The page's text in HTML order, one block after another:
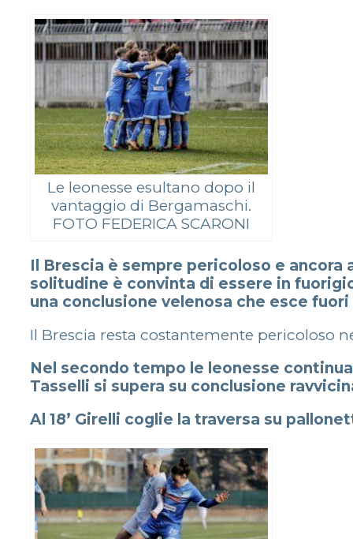
Le leonesse esultano dopo il
vantaggio di Bergamaschi.
FOTO FEDERICA SCARONI
Il Brescia è sempre pericoloso e
solitudine è convinta di essere in
una conclusione velenosa che esce
Il Brescia resta costantemente pericoloso
Nel secondo tempo le leonesse
Tasselli si supera su conclusione
Al 18’ Girelli coglie la traversa su